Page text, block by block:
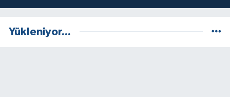
Yükleniyor...